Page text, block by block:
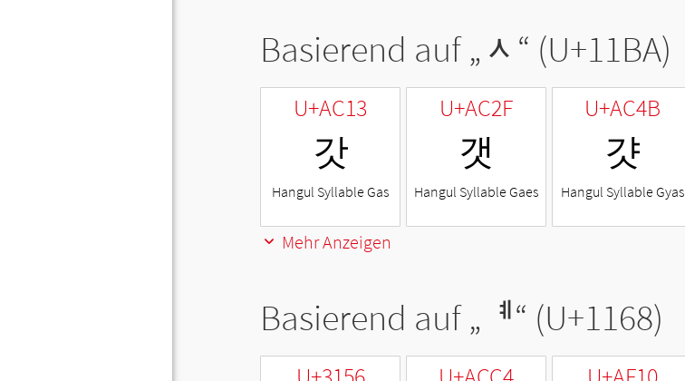
Basierend auf „ ᆺ “ (U+11BA)
U+AC13
갓
Hangul Syllable Gas
U+AC2F
갯
Hangul Syllable Gaes
U+AC4B
걋
Hangul Syllable Gyas
Mehr Anzeigen
Basierend auf „ ᅨ“ (U+1168)